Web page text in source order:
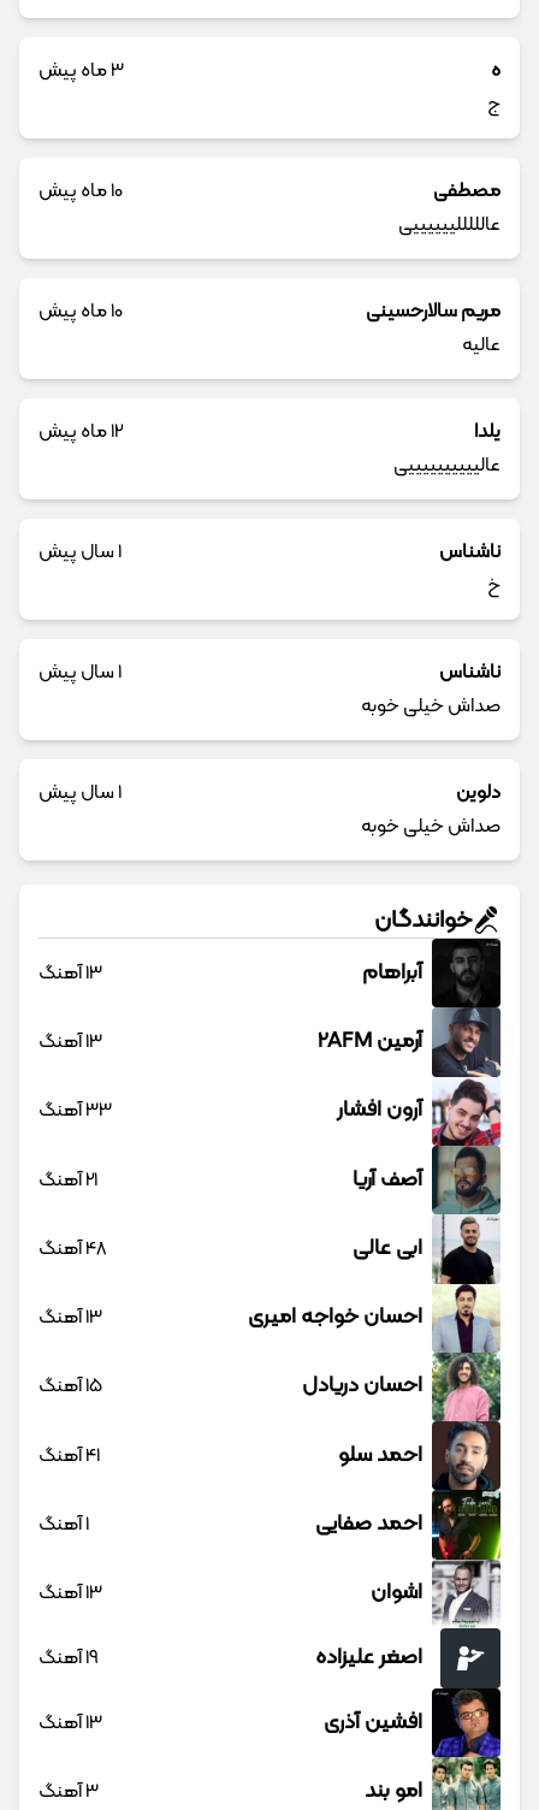
ه
3 ماه پیش
ج
مصطفی
10 ماه پیش
عالللللییییییی
مریم سالارحسینی
10 ماه پیش
عالیه
یلدا
12 ماه پیش
عالییییییییییی
ناشناس
1 سال پیش
خ
ناشناس
1 سال پیش
صداش خیلی خوبه
دلوین
1 سال پیش
صداش خیلی خوبه
خوانندگان
آبراهام 13 آهنگ
آرمین 2AFM 13 آهنگ
آرون افشار 33 آهنگ
آصف آریا 21 آهنگ
ابی عالی 48 آهنگ
احسان خواجه امیری 13 آهنگ
احسان دریادل 15 آهنگ
احمد سلو 41 آهنگ
احمد صفایی 1 آهنگ
اشوان 13 آهنگ
اصغر علیزاده 19 آهنگ
افشین آذری 13 آهنگ
امو بند 3 آهنگ